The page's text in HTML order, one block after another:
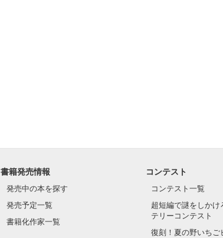
書籍発売情報
発売中の本を探す
発売予定一覧
書籍化作家一覧
コンテスト
コンテスト一覧
超短編で謎をしかけ
テリーコンテスト
復刻！夏の野いちご